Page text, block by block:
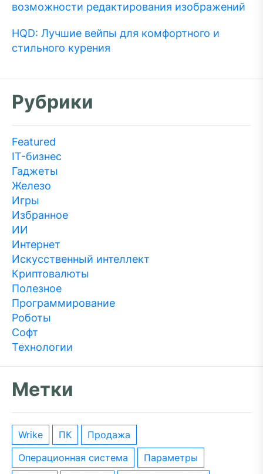
возможности редактирования изображений
HQD: Лучшие вейпы для комфортного и
стильного курения
Рубрики
Featured
IT-бизнес
Гаджеты
Железо
Игры
Избранное
ИИ
Интернет
Искусственный интеллект
Криптовалюты
Полезное
Программирование
Роботы
Софт
Технологии
Метки
wrike ПК
Продажа
операционная система
параметры